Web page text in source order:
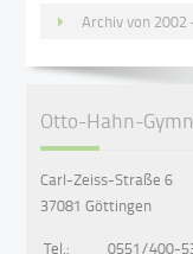
Archiv von 2002
Otto-Hahn-
Carl-Zeiss-Straße 6
37081 Göttingen
Tel.:
0551/400-